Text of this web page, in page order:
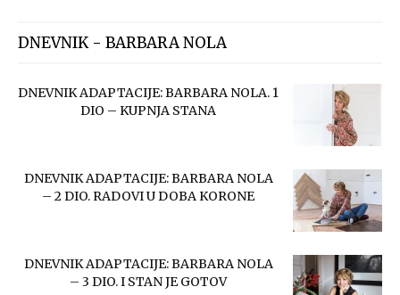
DNEVNIK - BARBARA NOLA
DNEVNIK ADAPTACIJE: BARBARA NOLA. 1
DIO – KUPNJA STANA
DNEVNIK ADAPTACIJE: BARBARA NOLA
– 2 DIO. RADOVI U DOBA KORONE
DNEVNIK ADAPTACIJE: BARBARA NOLA
– 3 DIO. I STAN JE GOTOV